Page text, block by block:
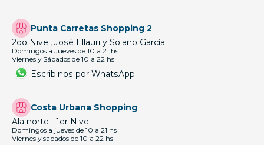
Punta Carretas Shopping 2
2do Nivel, José Ellauri y Solano García.
Domingos a Jueves de 10 a 21 hs
Viernes y Sábados de 10 a 22 hs
Escribinos por WhatsApp
Costa Urbana Shopping
Ala norte - 1er Nivel
Domingos a jueves de 10 a 21 hs
Viernes y sabados de 10 a 22 hs